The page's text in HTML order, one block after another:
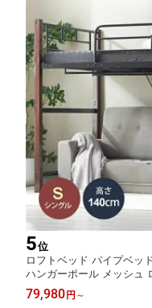
5位
ロフトベッド パイプベッ
ハンガーポール メッシュ
ド 下収納 子供ベッド 二
ド パイプ 金属 社員寮 学生
79,980円 ～